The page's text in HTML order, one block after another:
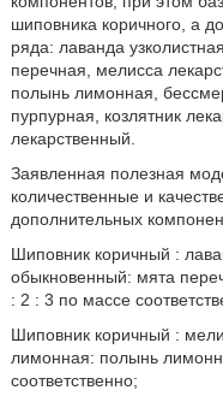
шиповника коричного, а
ряда: лаванда
перечная, мелисса
полынь лимонная,
пурпурная, козлятник
лекарственный.
Заявленная полезная
количественные и
дополнительных
Шиповник коричный :
обыкновенный: мята
: 2 : 3 по массе
Шиповник коричный :
лимонная: полынь
соответственно;